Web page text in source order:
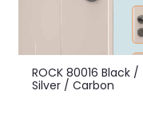
ROCK 80016 Black /
Silver / Carbon